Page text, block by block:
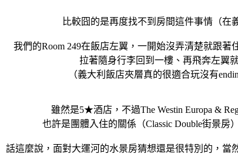
比較囧的是再度找不到房間這件事情（在
我們的Room 249在飯店左翼，一開始沒弄清楚就跟
拉著隨身行李回到一樓、再飛奔左翼
（義大利飯店夾層真的很適合玩沒有
雖然是5★酒店，不過The Westin Europa &
也許是團體入住的關係（Classic Double街景
話這麼說，面對大運河的水景房猜想還是很特別的，當